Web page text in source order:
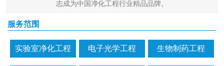
志成为中国净化工程行业精品品牌。
服务范围
实验室净化工程 电子光学工程 生物制药工程